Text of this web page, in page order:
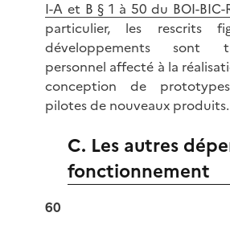
I-A et B § 1 à 50 du BOI-BIC-
particulier, les rescrits
développements sont
personnel affecté à la
conception de
pilotes de nouveaux produits.
C. Les autres
fonctionnement
60